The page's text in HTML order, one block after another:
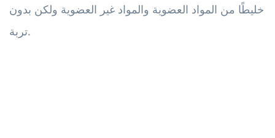
خليطًا من المواد العضوية والمواد غير العضوية ولكن بدون
تربة.